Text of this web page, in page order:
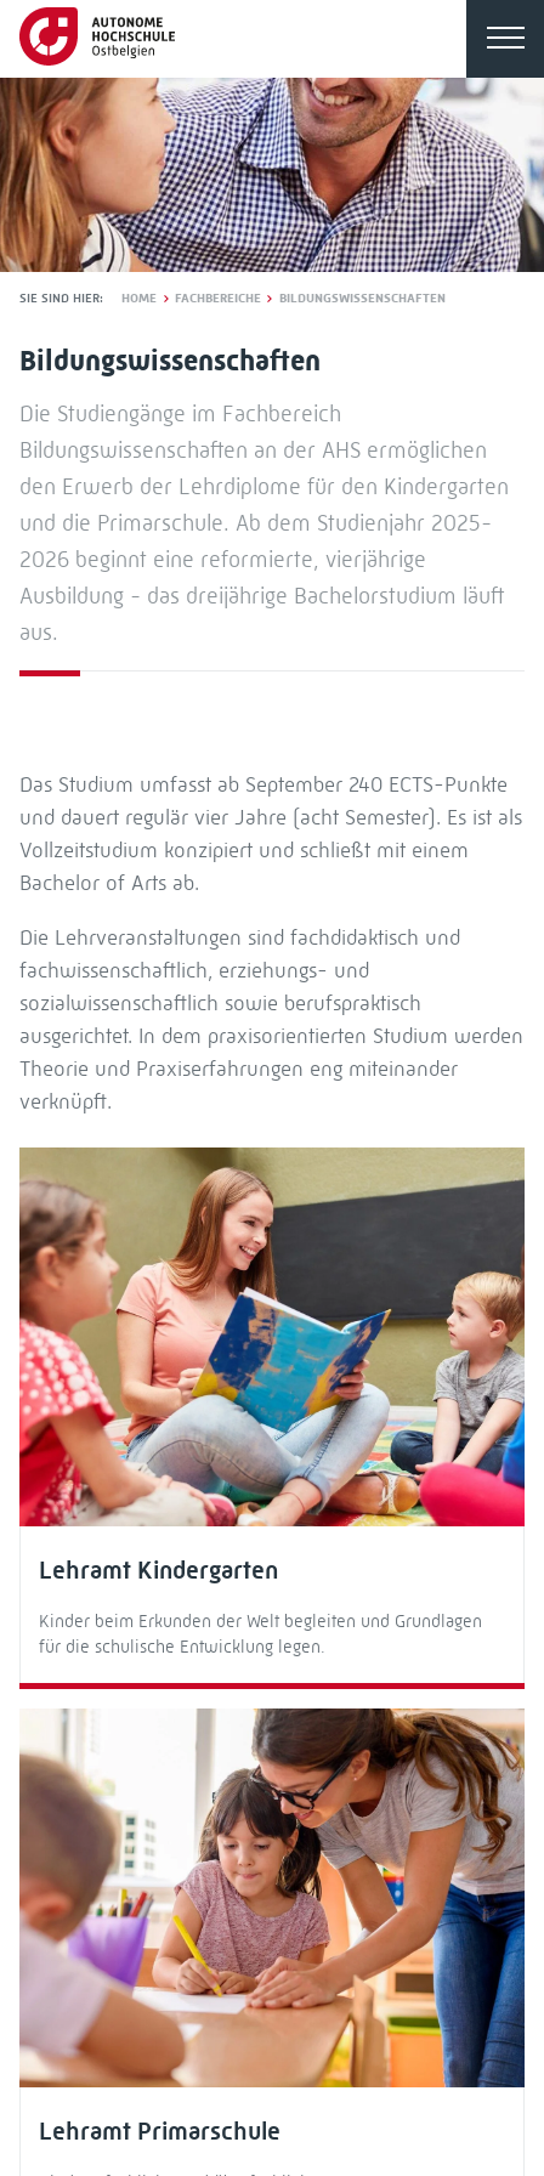
SIE SIND HIER: HOME FACHBEREICHE BILDUNGSWISSENSCHAFTEN
Bildungswissenschaften
Die Studiengänge im Fachbereich
Bildungswissenschaften an der AHS ermöglichen
den Erwerb der Lehrdiplome für den Kindergarten
und die Primarschule. Ab dem Studienjahr 2025-
2026 beginnt eine reformierte, vierjährige
Ausbildung - das dreijährige Bachelorstudium läuft
aus.
Das Studium umfasst ab September 240 ECTS-Punkte
und dauert regulär vier Jahre (acht Semester). Es ist als
Vollzeitstudium konzipiert und schließt mit einem
Bachelor of Arts ab.
Die Lehrver­anstaltungen sind fachdidaktisch und
fachwissenschaftlich, erziehungs- und
sozialwissenschaftlich sowie berufspraktisch
ausgerichtet. In dem praxisorientierten Studium werden
Theorie und Praxiserfahrungen eng miteinander
verknüpft.
Lehramt Kindergarten
Kinder beim Erkunden der Welt begleiten und Grundlagen
für die schulische Entwicklung legen.
Lehramt Primarschule